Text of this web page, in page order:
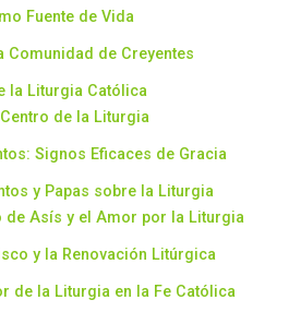
Fuente de Vida
Comunidad de Creyentes
la Liturgia Católica
de la Liturgia
Signos Eficaces de Gracia
y Papas sobre la Liturgia
de Asís y el Amor por la Liturgia
y la Renovación Litúrgica
de la Liturgia en la Fe Católica